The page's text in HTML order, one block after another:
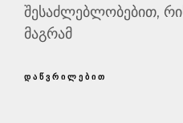
შესაძლებლობებით,
მაგრამ
ᲓᲐᲬᲕᲠᲘᲚᲔᲑᲘᲗ